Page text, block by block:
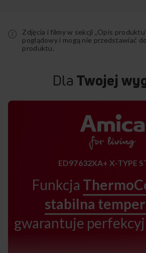
Zdjęcia i filmy w sekcji „Opis
poglądowy i mogą nie przedstawiać
produktu.
Dla Twojej
ED97632XA+ X-TYPE
Funkcja
stabilna
gwarantuje